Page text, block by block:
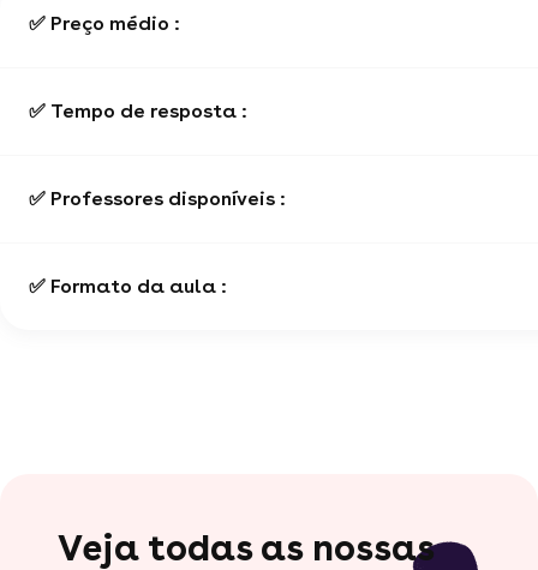
✅ Preço médio :
✅ Tempo de resposta :
✅ Professores disponíveis :
✅ Formato da aula :
Veja todas as nossas